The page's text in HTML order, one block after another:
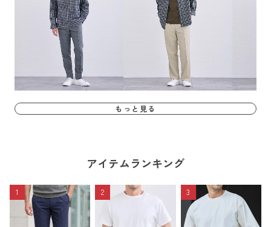
もっと見る
アイテムランキング
1 2 3